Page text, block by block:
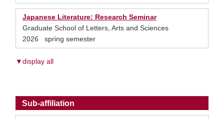
Japanese Literature: Research Seminar
Graduate School of Letters, Arts and Sciences
2026 spring semester
▼display all
Sub-affiliation